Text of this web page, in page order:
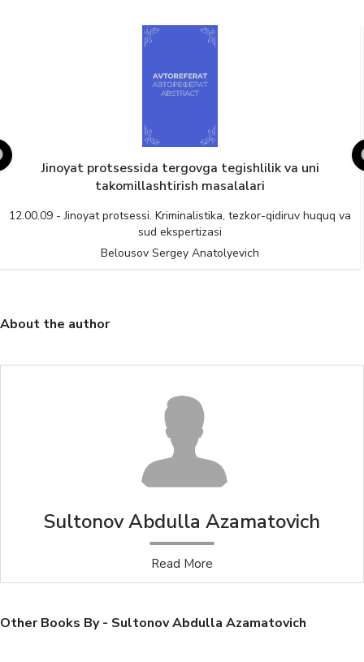
Jinoyat protsessida tergovga tegishlilik va uni
takomillashtirish masalalari
12.00.09 - Jinoyat protsessi. Kriminalistika, tezkor-qidiruv huquq va
sud ekspertizasi
Belousov Sergey Anatolyevich
About the author
Sultonov Abdulla Azamatovich
Read More
Other Books By - Sultonov Abdulla Azamatovich